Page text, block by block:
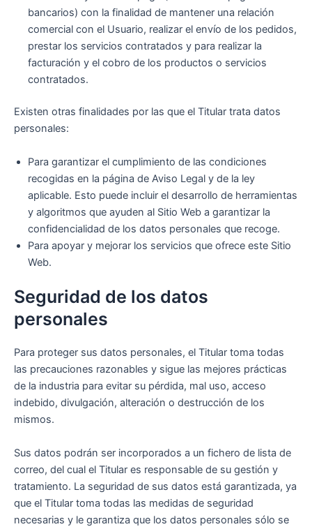
bancarios) con la finalidad de mantener una relación
comercial con el Usuario, realizar el envío de los pedidos,
prestar los servicios contratados y para realizar la
facturación y el cobro de los productos o servicios
contratados.
Existen otras finalidades por las que el Titular trata datos
personales:
Para garantizar el cumplimiento de las condiciones
recogidas en la página de Aviso Legal y de la ley
aplicable. Esto puede incluir el desarrollo de herramientas
y algoritmos que ayuden al Sitio Web a garantizar la
confidencialidad de los datos personales que recoge.
Para apoyar y mejorar los servicios que ofrece este Sitio
Web.
Seguridad de los datos
personales
Para proteger sus datos personales, el Titular toma todas
las precauciones razonables y sigue las mejores prácticas
de la industria para evitar su pérdida, mal uso, acceso
indebido, divulgación, alteración o destrucción de los
mismos.
Sus datos podrán ser incorporados a un fichero de lista de
correo, del cual el Titular es responsable de su gestión y
tratamiento. La seguridad de sus datos está garantizada, ya
que el Titular toma todas las medidas de seguridad
necesarias y le garantiza que los datos personales sólo se